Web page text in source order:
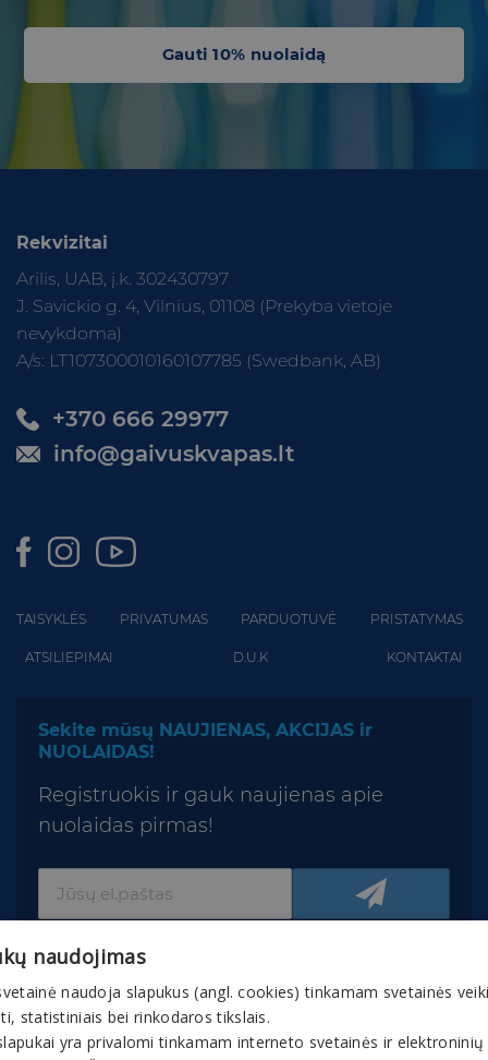
Gauti 10% nuolaidą
Rekvizitai
Arilis, UAB, į.k. 302430797
J. Savickio g. 4, Vilnius, 01108 (Prekyba vietoje
nevykdoma)
A/s: LT107300010160107785 (Swedbank, AB)
+370 666 29977
info@gaivuskvapas.lt
TAISYKLĖS PRIVATUMAS PARDUOTUVĖ PRISTATYMAS
ATSILIEPIMAI D.U.K KONTAKTAI
Sekite mūsų NAUJIENAS, AKCIJAS ir
NUOLAIDAS!
Registruokis ir gauk naujienas apie
nuolaidas pirmas!
© 2026 Gaivuskvapas.lt Interneto tinklapio turinys,
naudojimas
naudoja slapukus (angl. cookies) tinkamam svetainės
statistiniais bei rinkodaros tikslais.
yra privalomi tinkamam interneto svetainės ir elektroninių